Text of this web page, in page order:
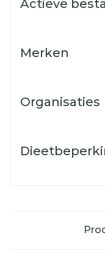
Actieve
Merken
Organisaties